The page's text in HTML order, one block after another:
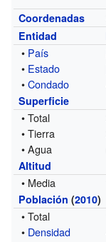
Coordenadas
Entidad
• País
• Estado
•Condado
Superficie
• Total
• Tierra
• Agua
Altitud
• Media
Población (2010)
• Total
• Densidad